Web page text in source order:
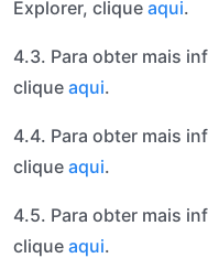
Explorer, clique aqui.
4.3. Para obter mais
clique aqui.
4.4. Para obter mais
clique aqui.
4.5. Para obter mais
clique aqui.